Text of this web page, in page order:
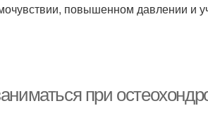
повышенном давлении и
при